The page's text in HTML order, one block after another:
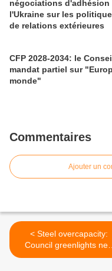
négociations d'adhésion
l'Ukraine sur les
de relations extérieures
CFP 2028-2034: le
mandat partiel sur
monde"
Commentaires
Ajouter un
< Steel overcapacity:
Council greenlights new
rules to protect the EU